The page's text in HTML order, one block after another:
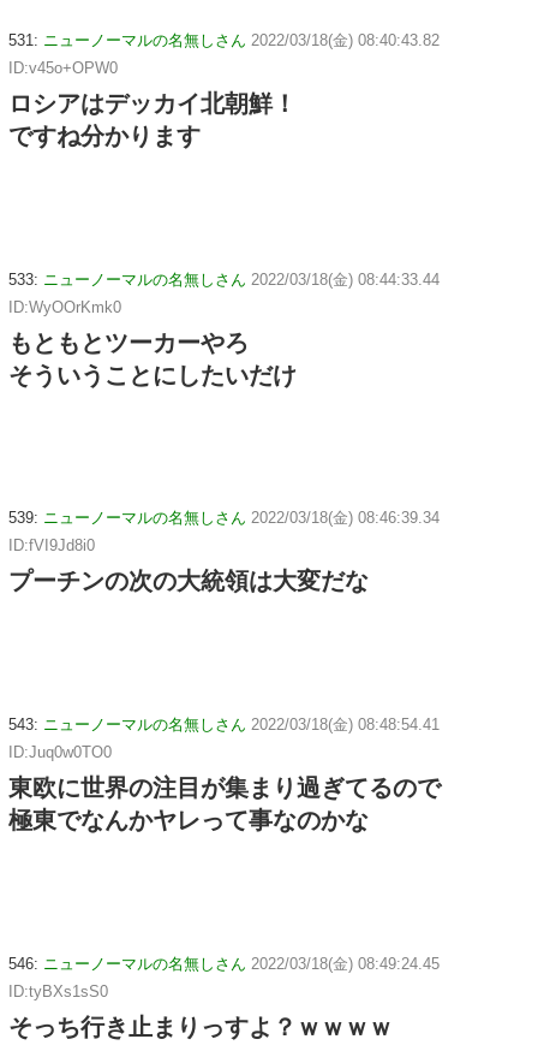
531: ニューノーマルの名無しさん 2022/03/18(金) 08:40:43.82
ID:v45o+OPW0
ロシアはデッカイ北朝鮮！
ですね分かります
533: ニューノーマルの名無しさん 2022/03/18(金) 08:44:33.44
ID:WyOOrKmk0
もともとツーカーやろ
そういうことにしたいだけ
539: ニューノーマルの名無しさん 2022/03/18(金) 08:46:39.34
ID:fVI9Jd8i0
プーチンの次の大統領は大変だな
543: ニューノーマルの名無しさん 2022/03/18(金) 08:48:54.41
ID:Juq0w0TO0
東欧に世界の注目が集まり過ぎてるので
極東でなんかヤレって事なのかな
546: ニューノーマルの名無しさん 2022/03/18(金) 08:49:24.45
ID:tyBXs1sS0
そっち行き止まりっすよ？ｗｗｗｗ